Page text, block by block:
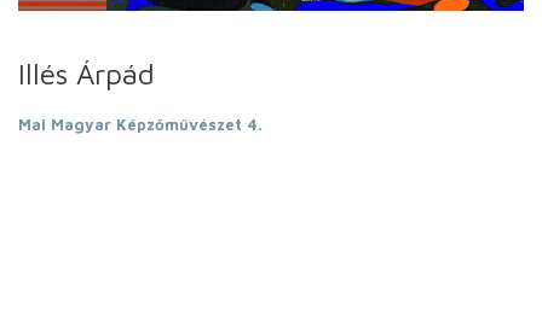
Illés Árpád
Mai Magyar Képzőművészet 4.